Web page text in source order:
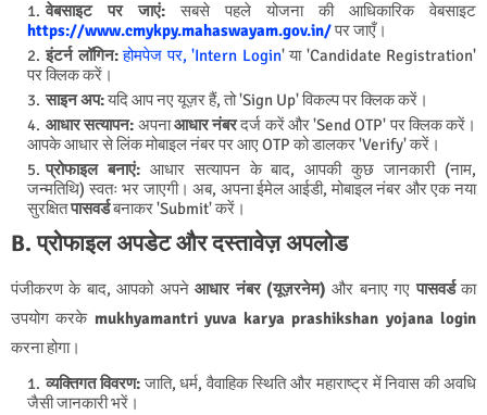
वेबसाइट पर जाएं: सबसे पहले योजना की आधिकारिक वेबसाइट
https://www.cmykpy.mahaswayam.gov.in/पर जाएँ।
इंटर्न लॉगिन: होमपेज पर, 'Intern Login' या 'Candidate Registration'
पर क्लिक करें।
साइन अप:यदि आप नए यूज़र हैं, तो 'Sign Up' विकल्प पर क्लिक करें।
आधार सत्यापन: अपनाआधार नंबरदर्ज करें और 'Send OTP' पर क्लिक करें।
आपके आधार से लिंक मोबाइल नंबर पर आए OTP को डालकर 'Verify' करें।
प्रोफाइल बनाएं:आधार सत्यापन के बाद, आपकी कुछ जानकारी (नाम,
जन्मतिथि) स्वतः भर जाएगी। अब, अपना ईमेल आईडी, मोबाइल नंबर और एक नया
सुरक्षितपासवर्डबनाकर 'Submit' करें।
B. प्रोफाइल अपडेट और दस्तावेज़ अपलोड
पंजीकरण के बाद, आपको अपनेआधार नंबर (यूज़रनेम) और बनाए गएपासवर्डका
उपयोग करके mukhyamantri yuva karya prashikshan yojana login
करना होगा।
व्यक्तिगत विवरण:जाति, धर्म, वैवाहिक स्थिति और महाराष्ट्र में निवास की अवधि
जैसी जानकारी भरें।